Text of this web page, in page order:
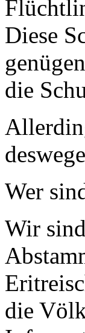
Diese
die
Wer
Wir
die